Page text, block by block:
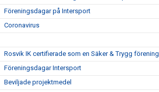
Föreningsdagar på Intersport
Coronavirus
Rosvik IK certifierade som en Säker & Trygg förening
Föreningsdagar Intersport
Beviljade projektmedel